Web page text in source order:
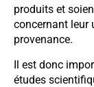
produits et
concernant leur
provenance.
Il est donc
études